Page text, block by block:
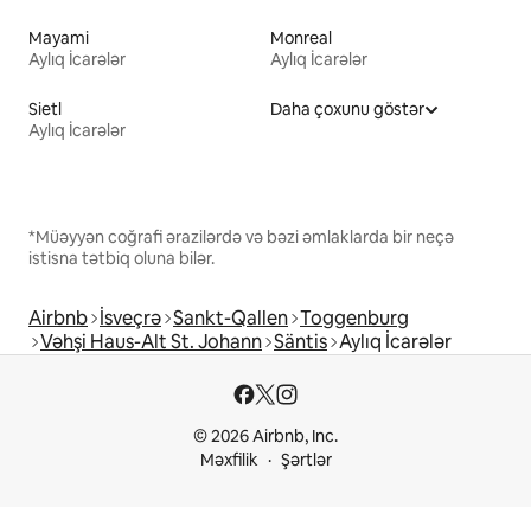
Mayami
Aylıq İcarələr
Monreal
Aylıq İcarələr
Sietl
Aylıq İcarələr
Daha çoxunu göstər
*Müəyyən coğrafi ərazilərdə və bəzi əmlaklarda bir neçə
istisna tətbiq oluna bilər.
Airbnb İsveçrə Sankt-Qallen Toggenburg
Vəhşi Haus-Alt St. Johann Säntis Aylıq İcarələr
© 2026 Airbnb, Inc.
Məxfilik
Şərtlər